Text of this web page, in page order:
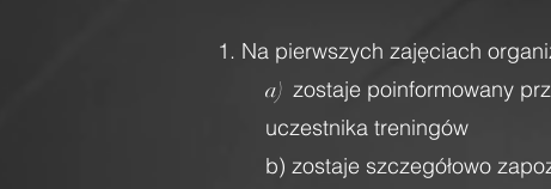
1. Na pierwszych zajęciach
a) zostaje poinformowany
uczestnika treningów
b) zostaje szczegółowo